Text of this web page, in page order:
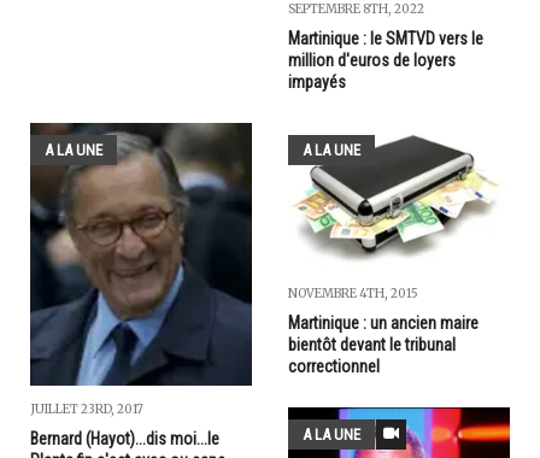
SEPTEMBRE 8TH, 2022
Martinique : le SMTVD vers le
million d'euros de loyers
impayés
A LA UNE
JUILLET 23RD, 2017
Bernard (Hayot)...dis moi...le
A LA UNE
NOVEMBRE 4TH, 2015
Martinique : un ancien maire
bientôt devant le tribunal
correctionnel
A LA UNE